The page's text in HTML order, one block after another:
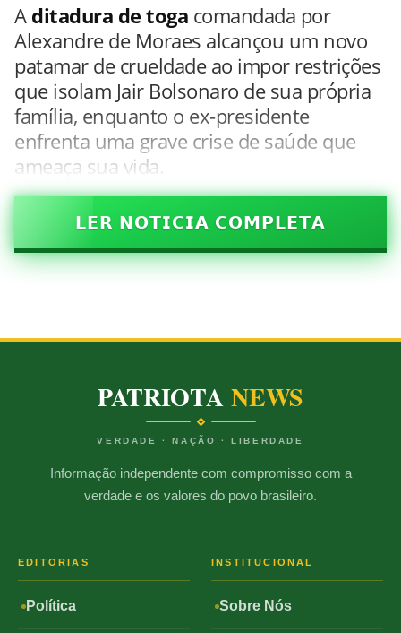
A ditadura de toga comandada por
Alexandre de Moraes alcançou um novo
patamar de crueldade ao impor restrições
que isolam Jair Bolsonaro de sua própria
família, enquanto o ex-presidente
enfrenta uma grave crise de saúde que
ameaça sua vida.
𝗟𝗘𝗥 𝗡𝗢𝗧𝗜𝗖𝗜𝗔 𝗖𝗢𝗠𝗣𝗟𝗘𝗧𝗔
PATRIOTANEWS
VERDADE · NAÇÃO · LIBERDADE
Informação independente com compromisso com a
verdade e os valores do povo brasileiro.
EDITORIAS
Política
INSTITUCIONAL
Sobre Nós